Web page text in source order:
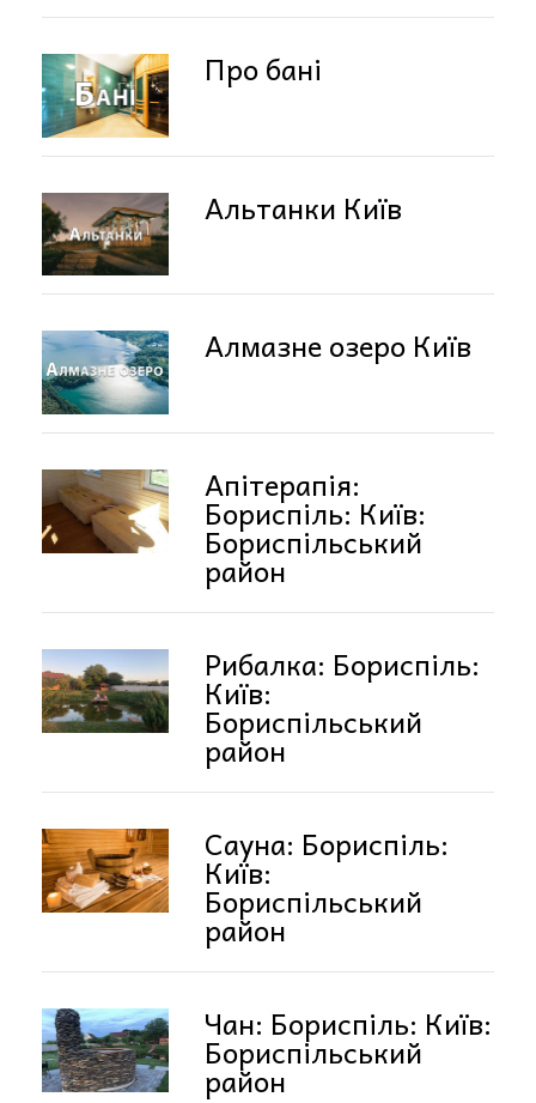
Про бані
Альтанки Київ
Алмазне озеро Київ
Апітерапія:
Бориспіль: Київ:
Бориспільський
район
Рибалка: Бориспіль:
Київ:
Бориспільський
район
Сауна: Бориспіль:
Київ:
Бориспільський
район
Чан: Бориспіль: Київ:
Бориспільський
район